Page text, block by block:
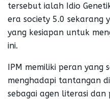
tersebut ialah Idio
era society 5.0 sekarang
yang kesiapan untuk
ini.
IPM memiliki peran yang
menghadapi tantangan
sebagai agen literasi